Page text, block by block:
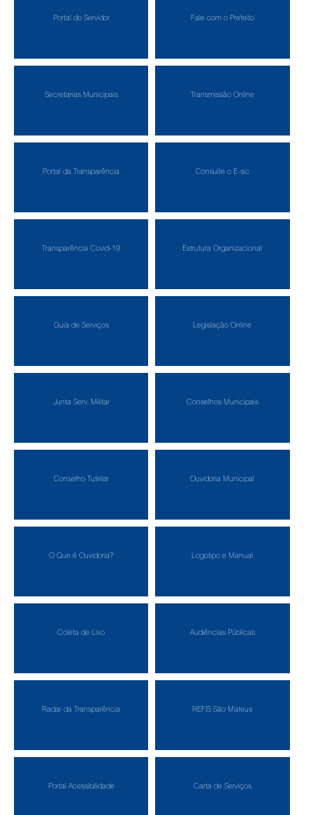
Portal do Servidor Fale com o Prefeito
Secretarias Municipais Transmissão Online
Portal da Transparência Consulte o E-sic
Transparência Covid-19 Estrutura Organizacional
Guia de Serviços Legislação Online
Junta Serv. Militar Conselhos Municipais
Conselho Tutelar Ouvidoria Municipal
O Que é Ouvidoria? Logotipo e Manual
Coleta de Lixo Audiências Públicas
Radar da Transparência REFIS São Mateus
Portal Acessibilidade Carta de Serviços